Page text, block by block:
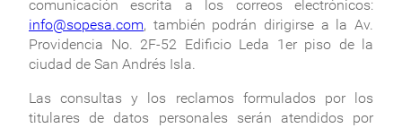
comunicación escrita a los correos electrónicos:
info@sopesa.com, también podrán dirigirse a la Av.
Providencia No. 2F-52 Edificio Leda 1er piso de la
ciudad de San Andrés Isla.
Las consultas y los reclamos formulados por los
titulares de datos personales serán atendidos por